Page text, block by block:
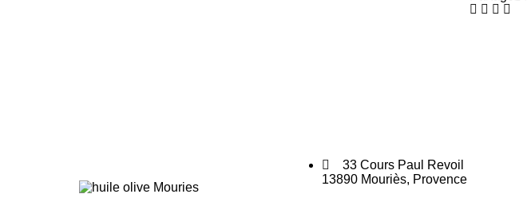
33 Cours Paul Revoil
13890 Mouriès, Provence